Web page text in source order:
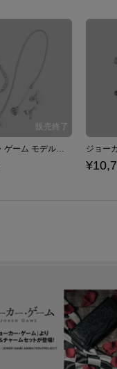
ジョーカー・ゲーム モデル チャームセット 甘利、波多野、実井、蒲生次郎(Cセット)